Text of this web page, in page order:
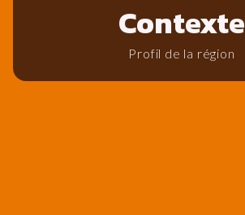
Contexte
Profil de la région